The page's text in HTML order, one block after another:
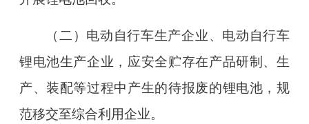
（二）电动自行车生产企业、电动自行车
锂电池生产企业，应安全贮存在产品研制、生
产、装配等过程中产生的待报废的锂电池，规
范移交至综合利用企业。